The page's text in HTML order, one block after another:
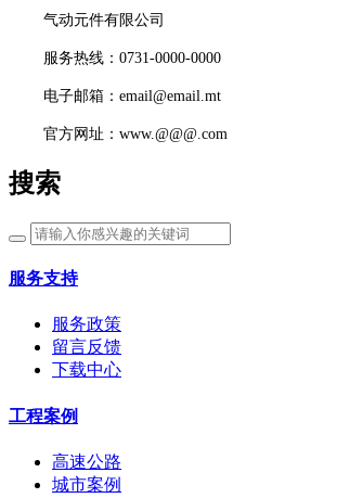
气动元件有限公司
服务热线：0731-0000-0000
电子邮箱：email@email.mt
官方网址：www.@@@.com
搜索
服务支持
服务政策
留言反馈
下载中心
工程案例
高速公路
城市案例